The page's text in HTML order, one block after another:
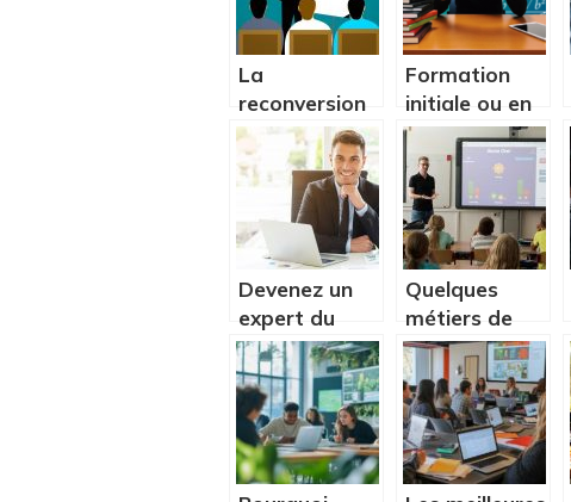
La
reconversion
professionnelle,
qu’est-ce que
c’est ?
Formation
initiale ou en
alternance :
quel est la
meilleure
porte
d’entree vers
le marche du
travail ?
Devenez un
expert du
numérique
dans votre
entreprise
Quelques
métiers de
l’éducation